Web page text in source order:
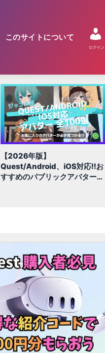
このサイトについて
ログイン
【2026年版】
Quest/Android、iOS対応!!お
すすめのパブリックアバター全